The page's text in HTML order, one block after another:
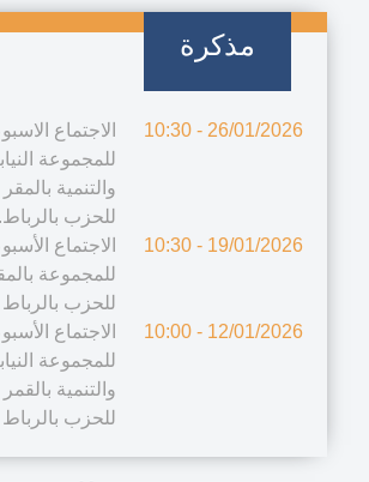
المجموعة
جلسة الأسئلة الشفويةالتي
المجموعة تتوجه بسؤال
الاقتصاد الاجتماعي
النسيج الانتاجي والتنمية
2026: المجموعة تسائل
عن "صيانة الطرق القروية
المجموعة
تعديلات المجموعة النيابية
26/01/2026 - 10:30
الاجتماع
للمجموعة
والتنمية
للحزب بالرباط.
19/01/2026 - 10:30
الاجتماع
للمجموعة
للحزب بالرباط
12/01/2026 - 10:00
الاجتماع
للمجموعة
والتنمية
للحزب بالرباط
مذكرة